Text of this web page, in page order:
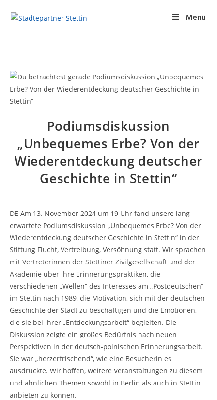
Menü
Podiumsdiskussion
„Unbequemes Erbe? Von der
Wiederentdeckung deutscher
Geschichte in Stettin“
DE Am 13. November 2024 um 19 Uhr fand unsere lang
erwartete Podiumsdiskussion „Unbequemes Erbe? Von der
Wiederentdeckung deutscher Geschichte in Stettin“ in der
Stiftung Flucht, Vertreibung, Versöhnung statt. Wir sprachen
mit Vertreterinnen der Stettiner Zivilgesellschaft und der
Akademie über ihre Erinnerungspraktiken, die
verschiedenen „Wellen“ des Interesses am „Postdeutschen“
im Stettin nach 1989, die Motivation, sich mit der deutschen
Geschichte der Stadt zu beschäftigen und die Emotionen,
die sie bei ihrer „Entdeckungsarbeit“ begleiten. Die
Diskussion zeigte ein großes Bedürfnis nach neuen
Perspektiven in der deutsch-polnischen Erinnerungsarbeit.
Sie war „herzerfrischend“, wie eine Besucherin es
ausdrückte. Wir hoffen, weitere Veranstaltungen zu diesem
und ähnlichen Themen sowohl in Berlin als auch in Stettin
anbieten zu können.